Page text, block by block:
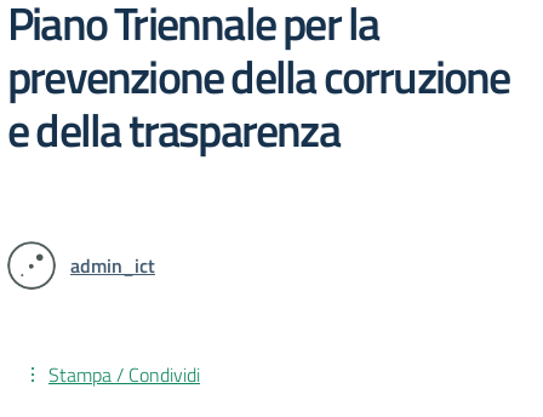
Piano Triennale per la
prevenzione della corruzione
e della trasparenza
admin_ict
Stampa / Condividi